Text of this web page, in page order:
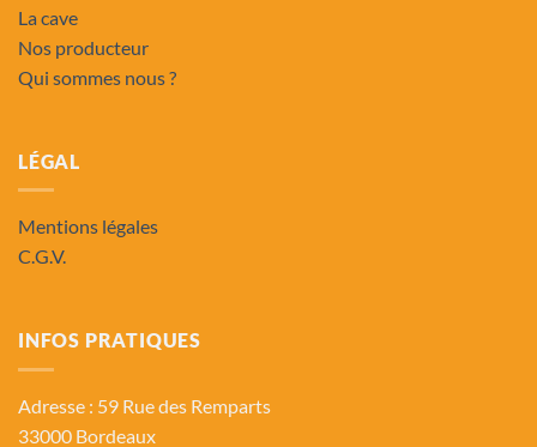
La cave
Nos producteur
Qui sommes nous ?
LÉGAL
Mentions légales
C.G.V.
INFOS PRATIQUES
Adresse : 59 Rue des Remparts
33000 Bordeaux